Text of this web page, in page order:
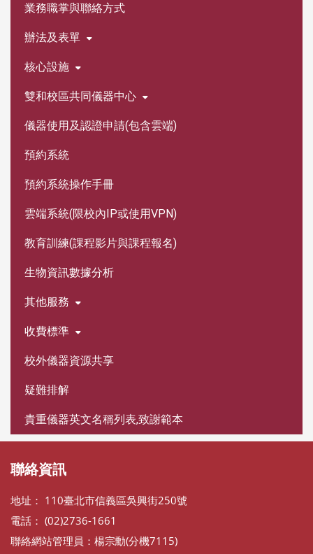
業務職掌與聯絡方式
辦法及表單
核心設施
雙和校區共同儀器中心
儀器使用及認證申請(包含雲端)
預約系統
預約系統操作手冊
雲端系統(限校內IP或使用VPN)
教育訓練(課程影片與課程報名)
生物資訊數據分析
其他服務
收費標準
校外儀器資源共享
疑難排解
貴重儀器英文名稱列表,致謝範本
聯絡資訊
地址： 110臺北市信義區吳興街250號
電話： (02)2736-1661
聯絡網站管理員：楊宗勳(分機7115)